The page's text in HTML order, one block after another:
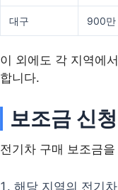
대구 900만
이 외에도 각 지역에
합니다.
보조금 신
전기차 구매 보조금
해당 지역의 전기